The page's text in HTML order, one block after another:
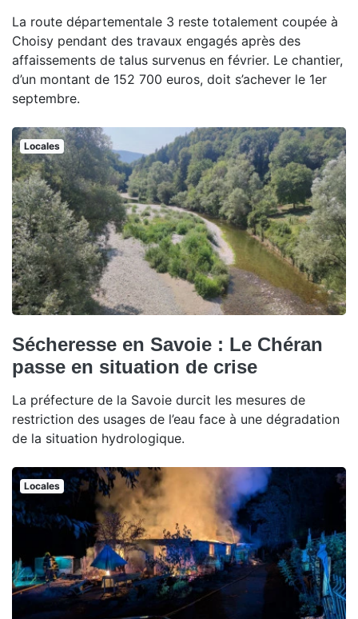
La route départementale 3 reste totalement coupée à
Choisy pendant des travaux engagés après des
affaissements de talus survenus en février. Le chantier,
d’un montant de 152 700 euros, doit s’achever le 1er
septembre.
Locales
Sécheresse en Savoie : Le Chéran
passe en situation de crise
La préfecture de la Savoie durcit les mesures de
restriction des usages de l’eau face à une dégradation
de la situation hydrologique.
Locales